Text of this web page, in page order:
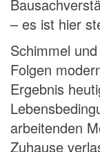
– es ist hier
Schimmel
Folgen
Ergebnis
arbeitenden
Zuhause